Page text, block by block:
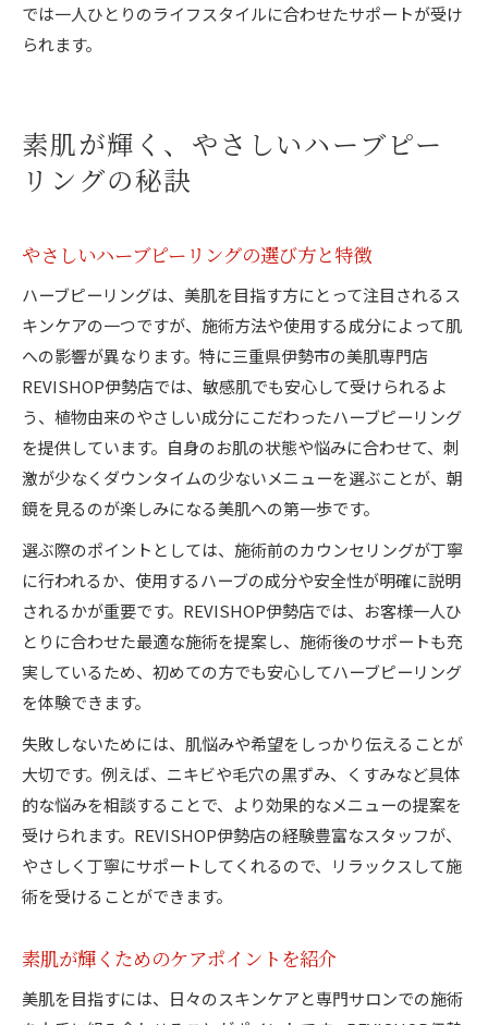
では一人ひとりのライフスタイルに合わせたサポートが受け
られます。
素肌が輝く、やさしいハーブピー
リングの秘訣
やさしいハーブピーリングの選び方と特徴
ハーブピーリングは、美肌を目指す方にとって注目されるス
キンケアの一つですが、施術方法や使用する成分によって肌
への影響が異なります。特に三重県伊勢市の美肌専門店
REVISHOP伊勢店では、敏感肌でも安心して受けられるよ
う、植物由来のやさしい成分にこだわったハーブピーリング
を提供しています。自身のお肌の状態や悩みに合わせて、刺
激が少なくダウンタイムの少ないメニューを選ぶことが、朝
鏡を見るのが楽しみになる美肌への第一歩です。
選ぶ際のポイントとしては、施術前のカウンセリングが丁寧
に行われるか、使用するハーブの成分や安全性が明確に説明
されるかが重要です。REVISHOP伊勢店では、お客様一人ひ
とりに合わせた最適な施術を提案し、施術後のサポートも充
実しているため、初めての方でも安心してハーブピーリング
を体験できます。
失敗しないためには、肌悩みや希望をしっかり伝えることが
大切です。例えば、ニキビや毛穴の黒ずみ、くすみなど具体
的な悩みを相談することで、より効果的なメニューの提案を
受けられます。REVISHOP伊勢店の経験豊富なスタッフが、
やさしく丁寧にサポートしてくれるので、リラックスして施
術を受けることができます。
素肌が輝くためのケアポイントを紹介
美肌を目指すには、日々のスキンケアと専門サロンでの施術